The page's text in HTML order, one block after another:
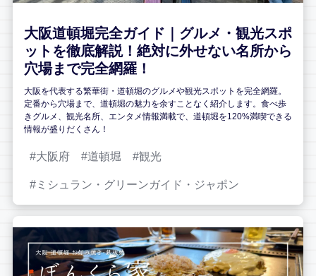
大阪道頓堀完全ガイド｜グルメ・観光スポ
ットを徹底解説！絶対に外せない名所から
穴場まで完全網羅！
大阪を代表する繁華街・道頓堀のグルメや観光スポットを完全網羅。
定番から穴場まで、道頓堀の魅力を余すことなく紹介します。食べ歩
きグルメ、観光名所、エンタメ情報満載で、道頓堀を120%満喫できる
情報が盛りだくさん！
大阪府 道頓堀 観光
ミシュラン・グリーンガイド・ジャポン